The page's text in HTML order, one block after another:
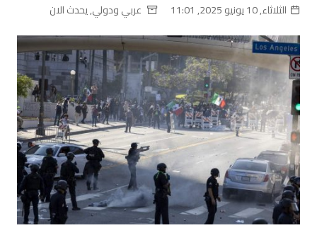
الثلاثاء, 10 يونيو 2025, 11:01 عربي ودولي,يحدث الان